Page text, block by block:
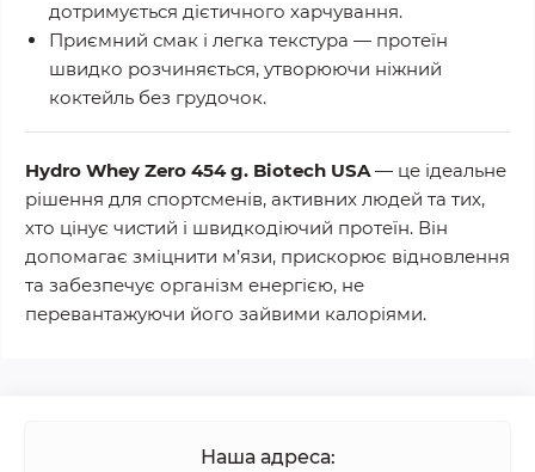
дотримується дієтичного харчування.
Приємний смак і легка текстура — протеїн
швидко розчиняється, утворюючи ніжний
коктейль без грудочок.
Hydro Whey Zero 454 g. Biotech USA— це ідеальне
рішення для спортсменів, активних людей та тих,
хто цінує чистий і швидкодіючий протеїн. Він
допомагає зміцнити м’язи, прискорює відновлення
та забезпечує організм енергією, не
перевантажуючи його зайвими калоріями.
Наша адреса: